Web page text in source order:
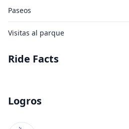
Paseos
Visitas al parque
Ride Facts
Logros